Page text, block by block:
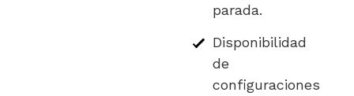
parada.
Disponibilidad
de
configuraciones